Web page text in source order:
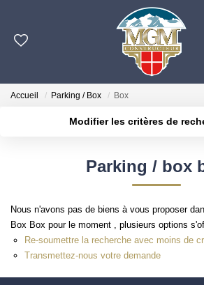
ACHETER
OUTILS
CONTACT
Accueil Parking / Box Box
Modifier les critères de
Plus de critères
Parking / box
Nous n'avons pas de biens à vous proposer
Box Box pour le moment , plusieurs options
Re-soumettre la recherche avec moins de
Transmettez-nous votre demande